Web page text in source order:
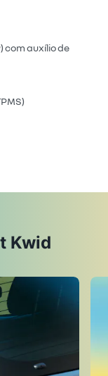
com auxílio de
Kwid